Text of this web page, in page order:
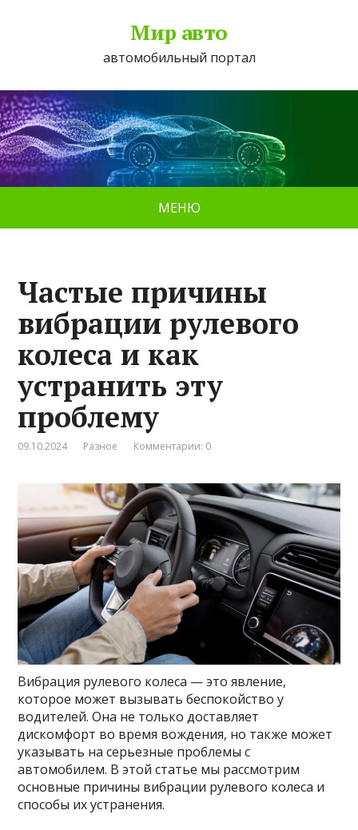
Мир авто
автомобильный портал
МЕНЮ
Частые причины
вибрации рулевого
колеса и как
устранить эту
проблему
09.10.2024 Разное Комментарии: 0
Вибрация рулевого колеса — это явление,
которое может вызывать беспокойство у
водителей. Она не только доставляет
дискомфорт во время вождения, но также может
указывать на серьезные проблемы с
автомобилем. В этой статье мы рассмотрим
основные причины вибрации рулевого колеса и
способы их устранения.